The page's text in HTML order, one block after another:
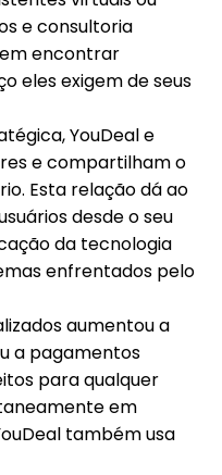
e consultoria
encontrar
eles exigem de seus
YouDeal e
e compartilham o
Esta relação dá ao
desde o seu
da tecnologia
enfrentados pelo
aumentou a
a pagamentos
para qualquer
em
também usa